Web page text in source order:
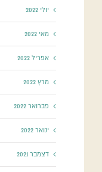
יולי 2022
מאי 2022
אפריל 2022
מרץ 2022
פברואר 2022
ינואר 2022
דצמבר 2021